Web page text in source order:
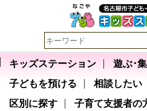
キッズステーション
遊ぶ･
子どもを預ける
相談したい
区別に探す
子育て支援者の